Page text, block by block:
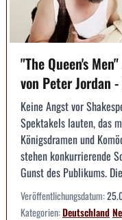
"The Queen's
von Peter Jordan
Keine Angst vor
Spektakels lauten, das
Königsdramen und
stehen konkurrierende
Gunst des Publikums.
Veröffentlichungsdatum:
Kategorien:Deutschland